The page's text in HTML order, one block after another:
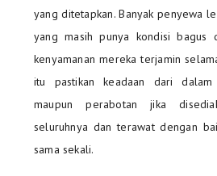
yang ditetapkan. Banyak penyewa
yang masih punya kondisi bagus
kenyamanan mereka terjamin
itu pastikan keadaan dari
maupun perabotan jika
seluruhnya dan terawat dengan
sama sekali.